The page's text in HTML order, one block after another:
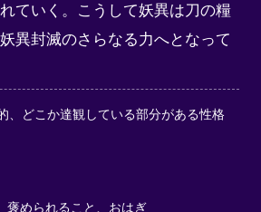
ていく。こうして妖異は刀の糧
異封滅のさらなる力へとなって
、どこか達観している部分がある性格
褒められること、おはぎ